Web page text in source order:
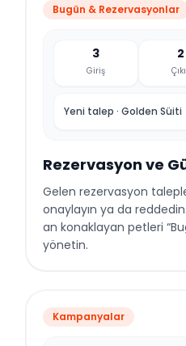
Bugün & Rezervasyonlar
3
Giriş
2
Yeni talep · Golden Süiti
Rezervasyon ve
Gelen rezervasyon
onaylayın ya da
an konaklayan petleri
yönetin.
Kampanyalar